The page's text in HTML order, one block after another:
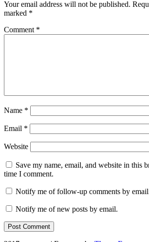
Your email address will not be published.
marked *
Comment *
Name *
Email *
Website
Save my name, email, and website in this
time I comment.
Notify me of follow-up comments by
Notify me of new posts by email.